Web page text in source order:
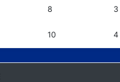
8 3
10 4